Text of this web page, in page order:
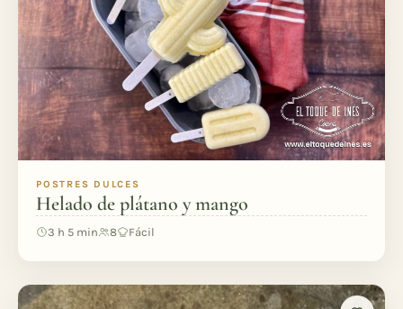
POSTRES DULCES
Helado de plátano y mango
3 h 5 min 8 Fácil